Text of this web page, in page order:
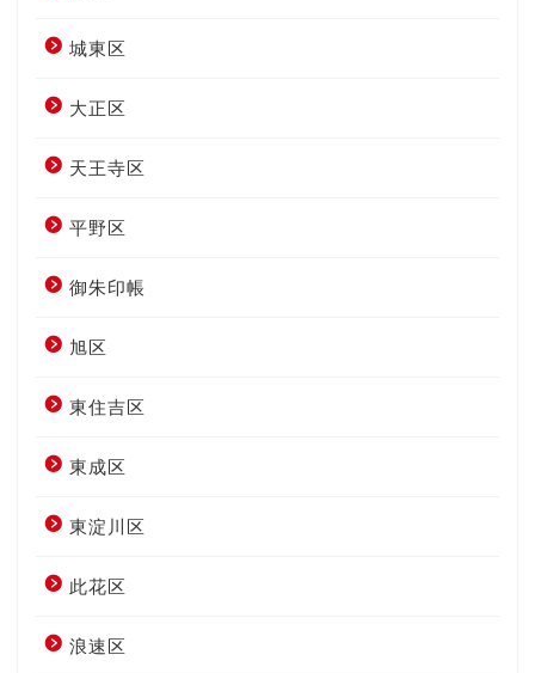
城東区
大正区
天王寺区
平野区
御朱印帳
旭区
東住吉区
東成区
東淀川区
此花区
浪速区